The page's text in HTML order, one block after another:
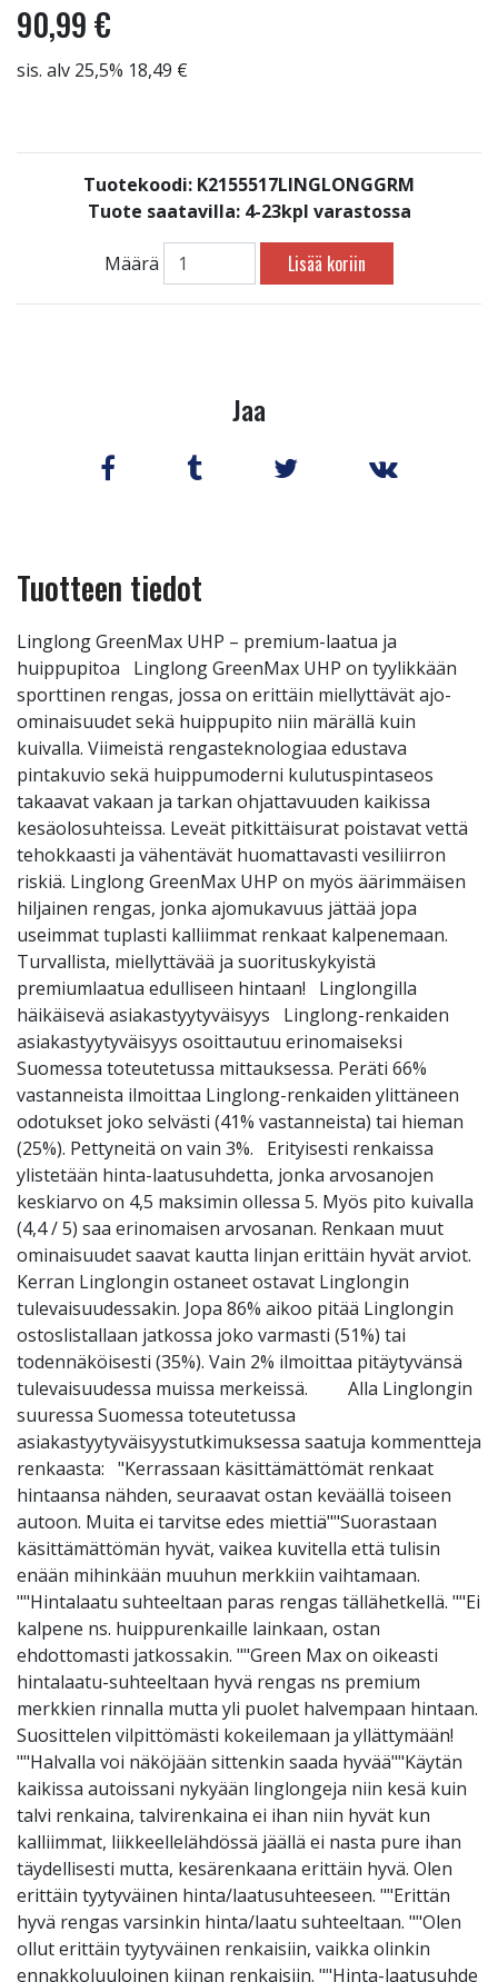
90,99 €
sis. alv 25,5% 18,49 €
Tuotekoodi: K2155517LINGLONGGRM
Tuote saatavilla: 4-23kpl varastossa
Määrä Lisää koriin
Jaa
Tuotteen tiedot
Linglong GreenMax UHP – premium-laatua ja
huippupitoa Linglong GreenMax UHP on tyylikkään
sporttinen rengas, jossa on erittäin miellyttävät ajo-
ominaisuudet sekä huippupito niin märällä kuin
kuivalla. Viimeistä rengasteknologiaa edustava
pintakuvio sekä huippumoderni kulutuspintaseos
takaavat vakaan ja tarkan ohjattavuuden kaikissa
kesäolosuhteissa. Leveät pitkittäisurat poistavat vettä
tehokkaasti ja vähentävät huomattavasti vesiliirron
riskiä. Linglong GreenMax UHP on myös äärimmäisen
hiljainen rengas, jonka ajomukavuus jättää jopa
useimmat tuplasti kalliimmat renkaat kalpenemaan.
Turvallista, miellyttävää ja suorituskykyistä
premiumlaatua edulliseen hintaan! Linglongilla
häikäisevä asiakastyytyväisyys Linglong-renkaiden
asiakastyytyväisyys osoittautuu erinomaiseksi
Suomessa toteutetussa mittauksessa. Peräti 66%
vastanneista ilmoittaa Linglong-renkaiden ylittäneen
odotukset joko selvästi (41% vastanneista) tai hieman
(25%). Pettyneitä on vain 3%. Erityisesti renkaissa
ylistetään hinta-laatusuhdetta, jonka arvosanojen
keskiarvo on 4,5 maksimin ollessa 5. Myös pito kuivalla
(4,4 / 5) saa erinomaisen arvosanan. Renkaan muut
ominaisuudet saavat kautta linjan erittäin hyvät arviot.
Kerran Linglongin ostaneet ostavat Linglongin
tulevaisuudessakin. Jopa 86% aikoo pitää Linglongin
ostoslistallaan jatkossa joko varmasti (51%) tai
todennäköisesti (35%). Vain 2% ilmoittaa pitäytyvänsä
tulevaisuudessa muissa merkeissä. Alla Linglongin
suuressa Suomessa toteutetussa
asiakastyytyväisyystutkimuksessa saatuja kommentteja
renkaasta: "Kerrassaan käsittämättömät renkaat
hintaansa nähden, seuraavat ostan keväällä toiseen
autoon. Muita ei tarvitse edes miettiä""Suorastaan
käsittämättömän hyvät, vaikea kuvitella että tulisin
enään mihinkään muuhun merkkiin vaihtamaan.
""Hintalaatu suhteeltaan paras rengas tällähetkellä. ""Ei
kalpene ns. huippurenkaille lainkaan, ostan
ehdottomasti jatkossakin. ""Green Max on oikeasti
hintalaatu-suhteeltaan hyvä rengas ns premium
merkkien rinnalla mutta yli puolet halvempaan hintaan.
Suosittelen vilpittömästi kokeilemaan ja yllättymään!
""Halvalla voi näköjään sittenkin saada hyvää""Käytän
kaikissa autoissani nykyään linglongeja niin kesä kuin
talvi renkaina, talvirenkaina ei ihan niin hyvät kun
kalliimmat, liikkeellelähdössä jäällä ei nasta pure ihan
täydellisesti mutta, kesärenkaana erittäin hyvä. Olen
erittäin tyytyväinen hinta/laatusuhteeseen. ""Erittän
hyvä rengas varsinkin hinta/laatu suhteeltaan. ""Olen
ollut erittäin tyytyväinen renkaisiin, vaikka olinkin
ennakkoluuloinen kiinan renkaisiin. ""Hinta-laatusuhde